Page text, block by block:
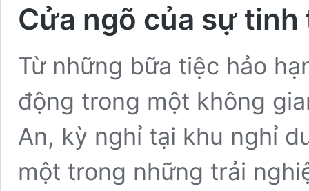
Cửa ngõ của sự tinh
Từ những bữa tiệc hảo
động trong một không
An, kỳ nghỉ tại khu nghỉ
một trong những trải